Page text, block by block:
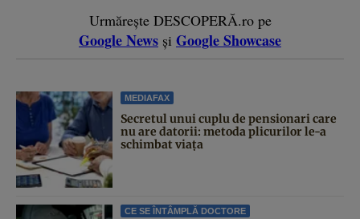
Urmărește DESCOPERĂ.ro pe
Google News și Google Showcase
MEDIAFAX
Secretul unui cuplu de pensionari care
nu are datorii: metoda plicurilor le-a
schimbat viața
CE SE ÎNTÂMPLĂ DOCTORE